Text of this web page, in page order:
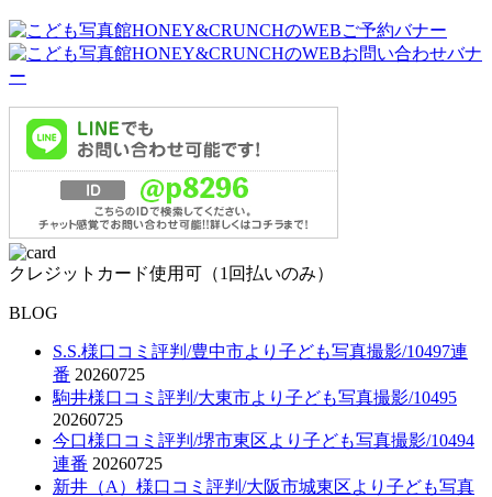
クレジットカード使用可（1回払いのみ）
BLOG
S.S.様口コミ評判/豊中市より子ども写真撮影/10497連
番 20260725
駒井様口コミ評判/大東市より子ども写真撮影/10495
20260725
今口様口コミ評判/堺市東区より子ども写真撮影/10494
連番 20260725
新井（A）様口コミ評判/大阪市城東区より子ども写真